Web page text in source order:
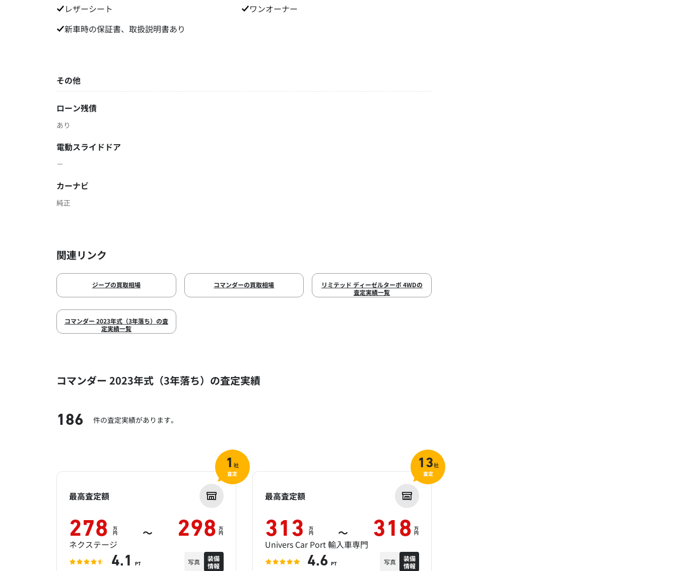
レザーシート
ワンオーナー
新車時の保証書、取扱説明書あり
その他
ローン残債
あり
電動スライドドア
－
カーナビ
純正
関連リンク
ジープの買取相場 コマンダーの買取相場
リミテッド ディーゼルターボ 4WDの
査定実績一覧
コマンダー 2023年式（3年落ち）の査
定実績一覧
コマンダー 2023年式（3年落ち）の査定実績
186 件の査定実績があります。
最高査定額
278 万
円 ～ 298 万
円
ネクステージ
4.1 PT 写真
装備
情報
1 社
査定
最高査定額
313 万
円 ～ 318 万
円
Univers Car Port 輸入車専門
4.6 PT 写真
装備
情報
13社
査定